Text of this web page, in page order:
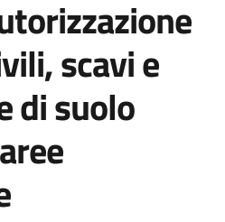
scavi e
di suolo